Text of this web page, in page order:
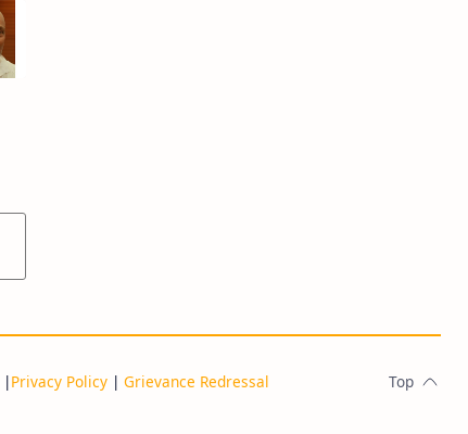
|Privacy Policy | Grievance Redressal